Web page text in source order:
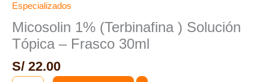
Especializados
Micosolin 1% (Terbinafina ) Solución
Tópica – Frasco 30ml
S/ 22.00
(Terbinafina
Solución
Tópica
-
Frasco